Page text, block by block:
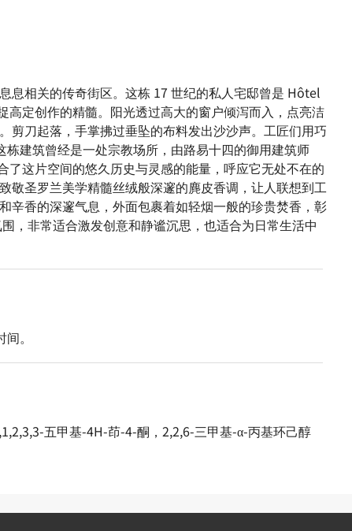
息相关的传奇街区。这栋 17 世纪的私人宅邸曾是 Hôtel
定创作的精髓。阳光透过高大的窗户倾泻而入，点亮洁
剪刀起落，手掌拂过垂坠的布料发出沙沙声。工匠们用巧
建筑曾经是一处宗教场所，由路易十四的御用建筑师
这片空间的悠久历史与灵感的能量，呼应它无处不在的
敬圣罗兰美学精髓丝绒般深邃的麂皮香调，让人联想到工
辛香的深邃气息，外面包裹着如轻烟一般的珍贵焚香，彰
，非常适合激发创意和静谧沉思，也适合为日常生活中
。
五甲基-4H-茚-4-酮，2,2,6-三甲基-α-丙基环己醇